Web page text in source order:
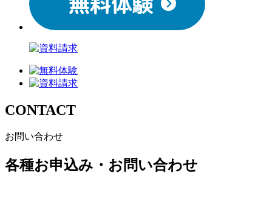
CONTACT
お問い合わせ
各種お申込み・お問い合わせ